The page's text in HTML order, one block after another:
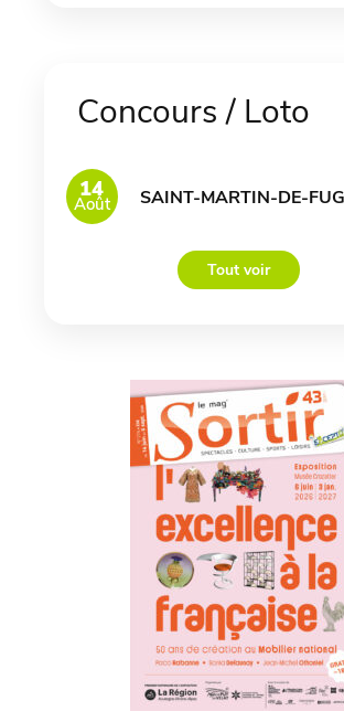
Concours / Loto
14
Août SAINT-MARTIN-DE-
Tout voir